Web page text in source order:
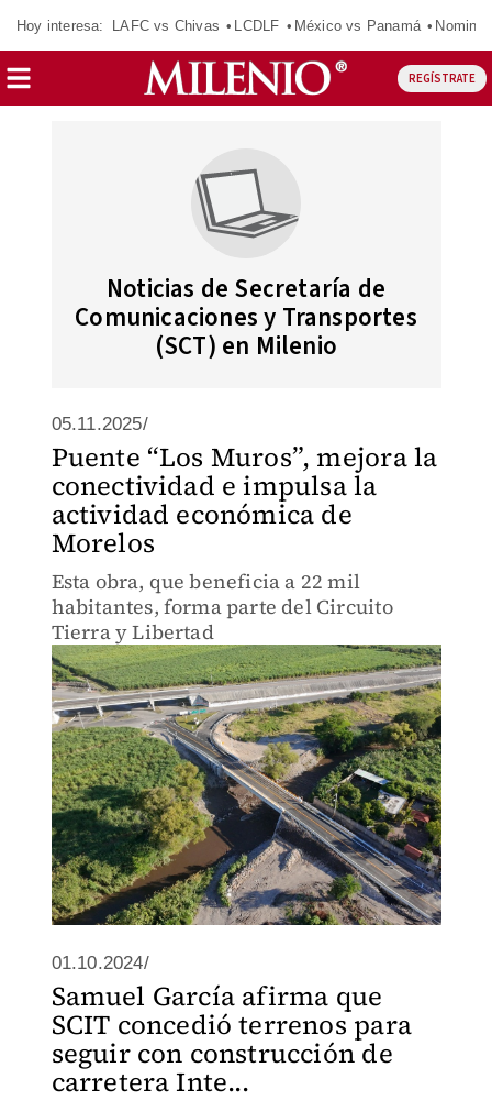
Hoy interesa: LAFC vs Chivas LCDLF México vs Panamá
REGÍSTRATE
Noticias de Secretaría de
Comunicaciones y Transportes
(SCT) en Milenio
05.11.2025/
Puente “Los Muros”, mejora la
conectividad e impulsa la
actividad económica de
Morelos
Esta obra, que beneficia a 22 mil
habitantes, forma parte del Circuito
Tierra y Libertad
01.10.2024/
Samuel García afirma que
SCIT concedió terrenos para
seguir con construcción de
carretera Inte...